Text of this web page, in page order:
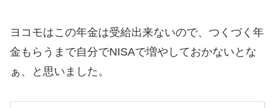
ヨコモはこの年金は受給出来ないので、つくづく年
金もらうまで自分でNISAで増やしておかないとな
ぁ、と思いました。